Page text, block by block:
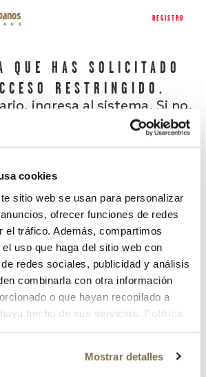
cookies
sitio web se usan para personalizar
ofrecer funciones de redes
el tráfico. Además, compartimos
uso que haga del sitio web con
redes sociales, publicidad y análisis
combinarla con otra información
o que hayan recopilado a
hecho de sus servicios. Política
Mostrar detalles
REGISTRO
QUE HAS SOLICITADO
RESTRINGIDO.
ingresa al sistema. Si no,